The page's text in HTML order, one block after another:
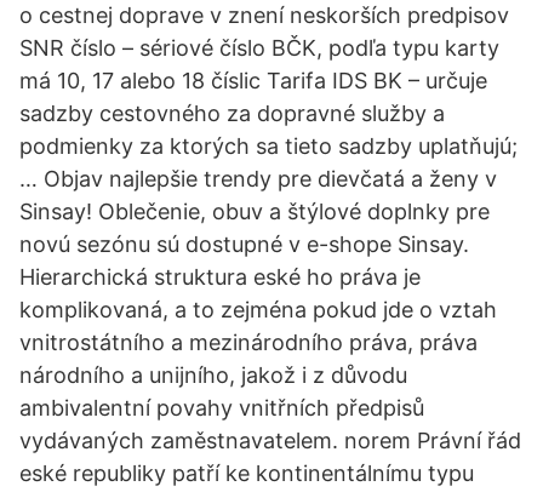
o cestnej doprave v znení neskorších predpisov
SNR číslo – sériové číslo BČK, podľa typu karty
má 10, 17 alebo 18 číslic Tarifa IDS BK – určuje
sadzby cestovného za dopravné služby a
podmienky za ktorých sa tieto sadzby uplatňujú;
… Objav najlepšie trendy pre dievčatá a ženy v
Sinsay! Oblečenie, obuv a štýlové doplnky pre
novú sezónu sú dostupné v e-shope Sinsay.
Hierarchická struktura eské ho práva je
komplikovaná, a to zejména pokud jde o vztah
vnitrostátního a mezinárodního práva, práva
národního a unijního, jakož i z důvodu
ambivalentní povahy vnitřních předpisů
vydávaných zaměstnavatelem. norem Právní řád
eské republiky patří ke kontinentálnímu typu